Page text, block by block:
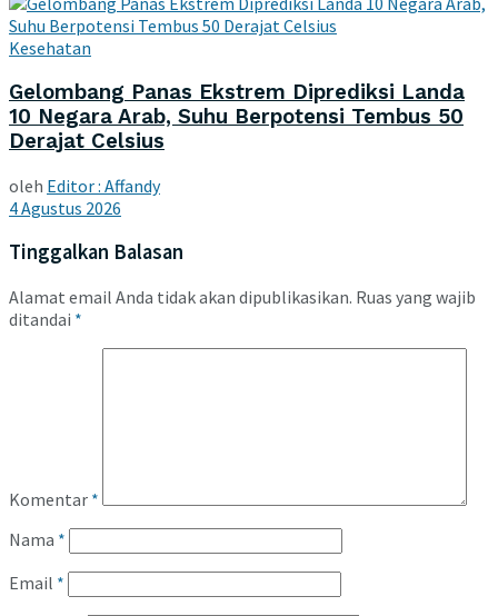
Kesehatan
Gelombang Panas Ekstrem Diprediksi Landa
10 Negara Arab, Suhu Berpotensi Tembus 50
Derajat Celsius
oleh Editor : Affandy
4 Agustus 2026
Tinggalkan Balasan
Alamat email Anda tidak akan dipublikasikan. Ruas yang wajib
ditandai *
Komentar *
Nama *
Email *